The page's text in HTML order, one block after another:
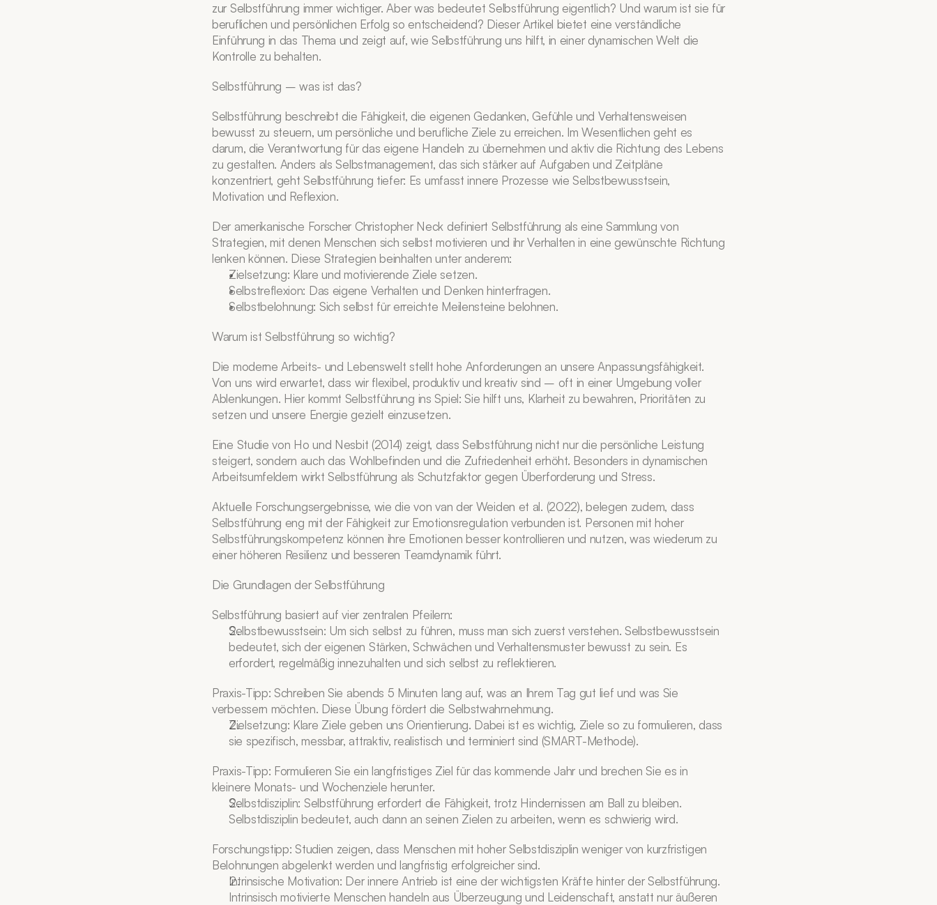
zur Selbstführung immer wichtiger. Aber was bedeutet Selbstführung eigentlich? Und warum ist sie für
beruflichen und persönlichen Erfolg so entscheidend? Dieser Artikel bietet eine verständliche
Einführung in das Thema und zeigt auf, wie Selbstführung uns hilft, in einer dynamischen Welt die
Kontrolle zu behalten.
Selbstführung – was ist das?
Selbstführung beschreibt die Fähigkeit, die eigenen Gedanken, Gefühle und Verhaltensweisen
bewusst zu steuern, um persönliche und berufliche Ziele zu erreichen. Im Wesentlichen geht es
darum, die Verantwortung für das eigene Handeln zu übernehmen und aktiv die Richtung des Lebens
zu gestalten. Anders als Selbstmanagement, das sich stärker auf Aufgaben und Zeitpläne
konzentriert, geht Selbstführung tiefer: Es umfasst innere Prozesse wie Selbstbewusstsein,
Motivation und Reflexion.
Der amerikanische Forscher Christopher Neck definiert Selbstführung als eine Sammlung von
Strategien, mit denen Menschen sich selbst motivieren und ihr Verhalten in eine gewünschte Richtung
lenken können. Diese Strategien beinhalten unter anderem:
Zielsetzung: Klare und motivierende Ziele setzen.
Selbstreflexion: Das eigene Verhalten und Denken hinterfragen.
Selbstbelohnung: Sich selbst für erreichte Meilensteine belohnen.
Warum ist Selbstführung so wichtig?
Die moderne Arbeits- und Lebenswelt stellt hohe Anforderungen an unsere Anpassungsfähigkeit.
Von uns wird erwartet, dass wir flexibel, produktiv und kreativ sind – oft in einer Umgebung voller
Ablenkungen. Hier kommt Selbstführung ins Spiel: Sie hilft uns, Klarheit zu bewahren, Prioritäten zu
setzen und unsere Energie gezielt einzusetzen.
Eine Studie von Ho und Nesbit (2014) zeigt, dass Selbstführung nicht nur die persönliche Leistung
steigert, sondern auch das Wohlbefinden und die Zufriedenheit erhöht. Besonders in dynamischen
Arbeitsumfeldern wirkt Selbstführung als Schutzfaktor gegen Überforderung und Stress.
Aktuelle Forschungsergebnisse, wie die von van der Weiden et al. (2022), belegen zudem, dass
Selbstführung eng mit der Fähigkeit zur Emotionsregulation verbunden ist. Personen mit hoher
Selbstführungskompetenz können ihre Emotionen besser kontrollieren und nutzen, was wiederum zu
einer höheren Resilienz und besseren Teamdynamik führt.
Die Grundlagen der Selbstführung
Selbstführung basiert auf vier zentralen Pfeilern:
Selbstbewusstsein: Um sich selbst zu führen, muss man sich zuerst verstehen. Selbstbewusstsein
bedeutet, sich der eigenen Stärken, Schwächen und Verhaltensmuster bewusst zu sein. Es
erfordert, regelmäßig innezuhalten und sich selbst zu reflektieren.
Praxis-Tipp: Schreiben Sie abends 5 Minuten lang auf, was an Ihrem Tag gut lief und was Sie
verbessern möchten. Diese Übung fördert die Selbstwahrnehmung.
Zielsetzung: Klare Ziele geben uns Orientierung. Dabei ist es wichtig, Ziele so zu formulieren, dass
sie spezifisch, messbar, attraktiv, realistisch und terminiert sind (SMART-Methode).
Praxis-Tipp: Formulieren Sie ein langfristiges Ziel für das kommende Jahr und brechen Sie es in
kleinere Monats- und Wochenziele herunter.
Selbstdisziplin: Selbstführung erfordert die Fähigkeit, trotz Hindernissen am Ball zu bleiben.
Selbstdisziplin bedeutet, auch dann an seinen Zielen zu arbeiten, wenn es schwierig wird.
Forschungstipp: Studien zeigen, dass Menschen mit hoher Selbstdisziplin weniger von kurzfristigen
Belohnungen abgelenkt werden und langfristig erfolgreicher sind.
Intrinsische Motivation: Der innere Antrieb ist eine der wichtigsten Kräfte hinter der Selbstführung.
Intrinsisch motivierte Menschen handeln aus Überzeugung und Leidenschaft, anstatt nur äußeren